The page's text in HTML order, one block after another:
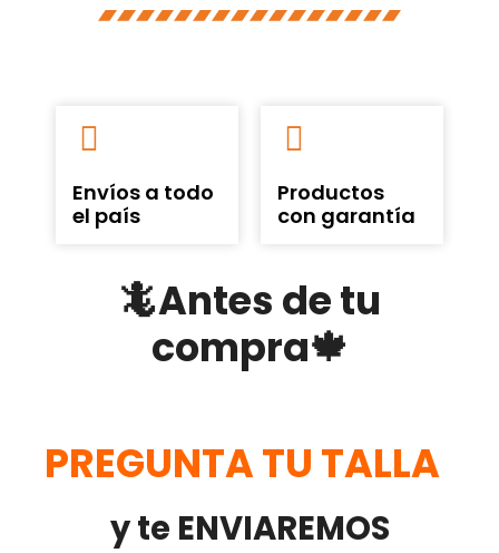
Envíos a todo
el país
Productos
con garantía
🦎Antes de tu
compra🍁
PREGUNTA TU TALLA
y te ENVIAREMOS